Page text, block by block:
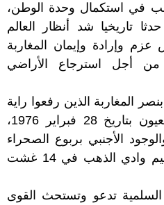
في استكمال وحدة الوطن،
تاريخيا شد أنظار العالم
وإرادة وإيمان المغاربة
من أجل استرجاع الأراضي
المغاربة الذين رفعوا راية
الوطن خفاقة في سماء العيون بتاريخ 28 فبراير 1976،
والوجود الأجنبي بربوع الصحراء
المغربية، ليليها استرجاع إقليم وادي الذهب في 14 غشت
تدعو وتستحث القوى